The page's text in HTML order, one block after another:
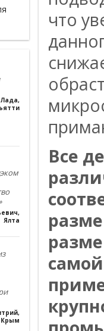
,
,
Ялта
,
Крым
что
Все